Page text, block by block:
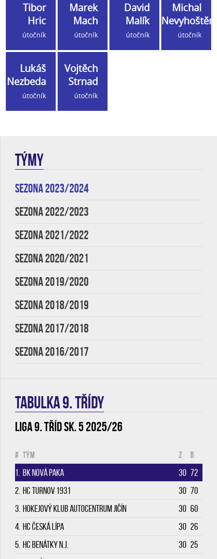
Tibor
Hric
útočník
Marek
Mach
útočník
David
Malík
útočník
Michal
útočník
Lukáš
Nezbeda
útočník
Vojtěch
Strnad
útočník
TÝMY
SEZONA 2023/2024
SEZONA 2022/2023
SEZONA 2021/2022
SEZONA 2020/2021
SEZONA 2019/2020
SEZONA 2018/2019
SEZONA 2017/2018
SEZONA 2016/2017
TABULKA 9. třídy
Liga 9. tříd sk. 5 2025/26
# Tým Z B
1. BK Nová Paka 30 72
2. HC Turnov 1931 30 70
3. Hokejový klub Autocentrum Jičín 30 60
4. HC Česká Lípa 30 26
5. HC Benátky n.J. 30 25